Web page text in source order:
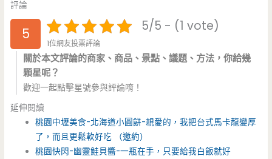
評論
5 5/5 - (1 vote)
1位網友投票評論
關於本文評論的商家、商品、景點、議題、方法，你給幾
顆星呢？
歡迎一起點擊星號參與評論唷！
延伸閱讀
桃園中壢美食-北海道小圓餅-親愛的，我把台式馬卡龍變厚
了，而且更鬆軟好吃 （邀約）
桃園快閃-幽靈鮭貝醬-一瓶在手，只要給我白飯就好